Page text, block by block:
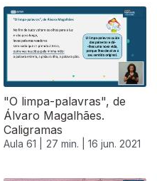
"O limpa-palavras", de
Álvaro Magalhães.
Caligramas
Aula 61 | 27 min. | 16 jun. 2021